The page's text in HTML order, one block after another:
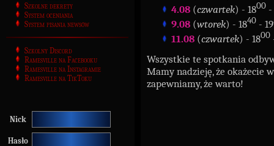
Szkolne dekrety
System oceniania
System pisania newsów
Szkolny Discord
Ramesville na Facebooku
Ramesville na Instagramie
Ramesville na TikToku
Nick
Hasło
4.08 (czwartek) - 1800 -
9.08 (wtorek) - 1840 - 19
11.08 (czwartek) - 1800
Wszystkie te spotkania
Mamy nadzieję, że okażecie
zapewniamy, że warto!